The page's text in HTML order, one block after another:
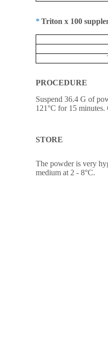
* Triton x 100
PROCEDURE
Suspend 36.4 G of
121°C for 15
STORE
The powder is very
medium at 2 - 8°C.